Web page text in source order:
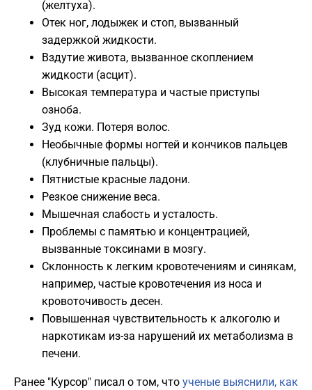
(желтуха).
Отек ног, лодыжек и стоп, вызванный
задержкой жидкости.
Вздутие живота, вызванное скоплением
жидкости (асцит).
Высокая температура и частые приступы
озноба.
Зуд кожи. Потеря волос.
Необычные формы ногтей и кончиков пальцев
(клубничные пальцы).
Пятнистые красные ладони.
Резкое снижение веса.
Мышечная слабость и усталость.
Проблемы с памятью и концентрацией,
вызванные токсинами в мозгу.
Склонность к легким кровотечениям и синякам,
например, частые кровотечения из носа и
кровоточивость десен.
Повышенная чувствительность к алкоголю и
наркотикам из-за нарушений их метаболизма в
печени.
Ранее "Курсор" писал о том, что ученые выяснили, как